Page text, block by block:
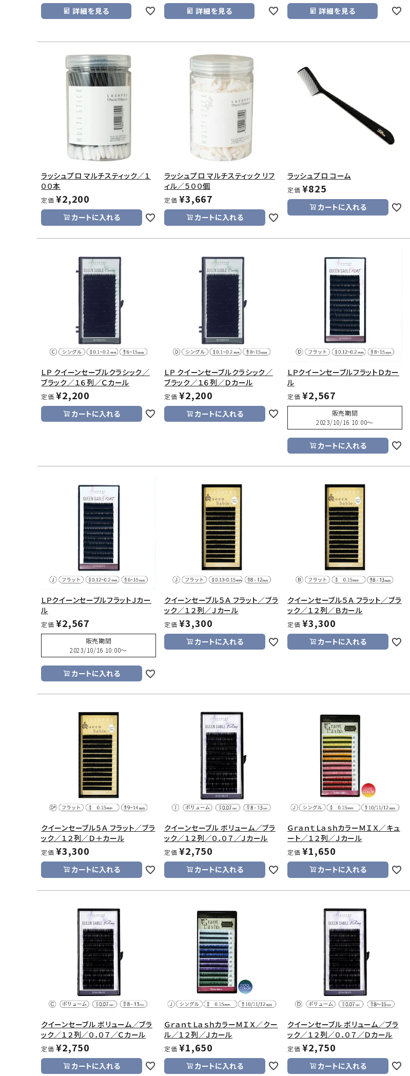
詳細を見る 詳細を見る 詳細を見る
ラッシュプロ マルチスティック／１
００本
定価 ¥2,200
カートに入れる
ラッシュプロ マルチスティック リフ
ィル／５００個
定価 ¥3,667
カートに入れる
ラッシュプロ コーム
定価 ¥825
カートに入れる
ＬＰ クイーンセーブルクラシック／
ブラック／１６列／Ｃカール
定価 ¥2,200
カートに入れる
ＬＰ クイーンセーブルクラシック／
ブラック／１６列／Ｄカール
定価 ¥2,200
カートに入れる
ＬＰクイーンセーブルフラットＤカー
ル
定価 ¥2,567
販売期間
2023/10/16 10:00〜
カートに入れる
ＬＰクイーンセーブルフラットＪカー
ル
定価 ¥2,567
販売期間
2023/10/16 10:00〜
カートに入れる
クイーンセーブル５Ａ フラット／ブラ
ック／１２列／Ｊカール
定価 ¥3,300
カートに入れる
クイーンセーブル５Ａ フラット／ブラ
ック／１２列／Ｂカール
定価 ¥3,300
カートに入れる
クイーンセーブル５Ａ フラット／ブラ
ック／１２列／Ｄ＋カール
定価 ¥3,300
カートに入れる
クイーンセーブル ボリューム／ブラ
ック／１２列／０．０７／Ｊカール
定価 ¥2,750
カートに入れる
ＧｒａｎｔＬａｓｈカラーＭＩＸ／キュ
ート／１２列／Ｊカール
定価 ¥1,650
カートに入れる
クイーンセーブル ボリューム／ブラ
ック／１２列／０．０７／Ｃカール
定価 ¥2,750
カートに入れる
ＧｒａｎｔＬａｓｈカラーＭＩＸ／クー
ル／１２列／Ｊカール
定価 ¥1,650
カートに入れる
クイーンセーブル ボリューム／ブラ
ック／１２列／０．０７／Ｄカール
定価 ¥2,750
カートに入れる